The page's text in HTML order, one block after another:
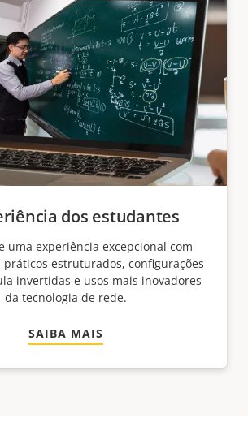
dos estudantes
uma experiência excepcional com
estruturados, configurações
invertidas e usos mais inovadores
da tecnologia de rede.
SAIBA MAIS